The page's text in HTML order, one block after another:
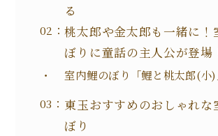
る
桃太郎や金太郎も一緒に！
ぼりに童話の主人公が登場
室内鯉のぼり「鯉と桃太郎(小)
東玉おすすめのおしゃれな
ぼり